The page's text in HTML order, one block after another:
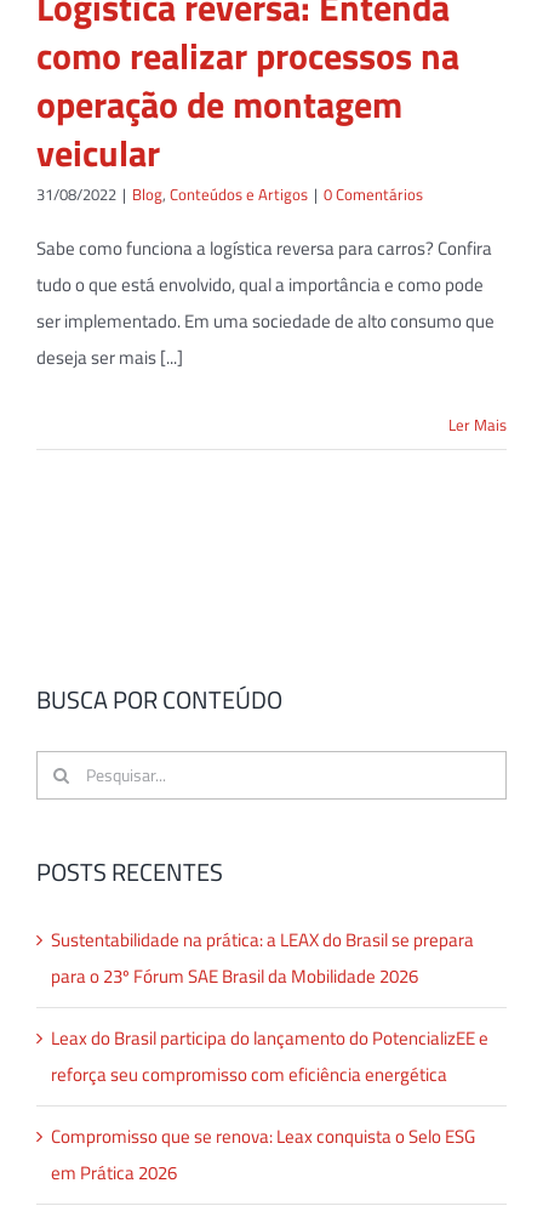
como realizar processos na
operação de montagem
veicular
31/08/2022 | Blog, Conteúdos e Artigos | 0 Comentários
Sabe como funciona a logística reversa para carros? Confira
tudo o que está envolvido, qual a importância e como pode
ser implementado. Em uma sociedade de alto consumo que
deseja ser mais [...]
Ler Mais
BUSCA POR CONTEÚDO
Buscar
resultados
POSTS RECENTES
Sustentabilidade na prática: a LEAX do Brasil se prepara
para o 23º Fórum SAE Brasil da Mobilidade 2026
Leax do Brasil participa do lançamento do PotencializEE e
reforça seu compromisso com eficiência energética
Compromisso que se renova: Leax conquista o Selo ESG
em Prática 2026